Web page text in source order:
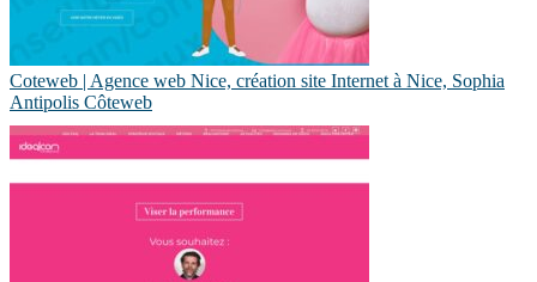
Coteweb | Agence web Nice, création site Internet à Nice, Sophia
Antipolis Côteweb